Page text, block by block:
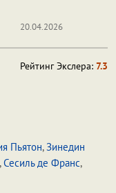
20.04.2026
Рейтинг Экслера: 7.3
Пьятон,Зинедин
,Сесиль де Франс,